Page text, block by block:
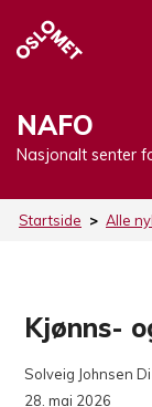
NAFO
Nasjonalt senter
Startside > Alle
Kjønns-
Solveig Johnsen
28. mai 2026